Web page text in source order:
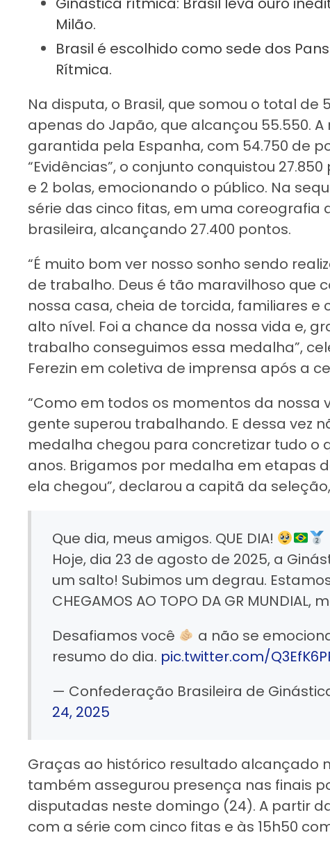
Milão.
Brasil é escolhido como sede dos
Rítmica.
Na disputa, o Brasil, que somou o total de
apenas do Japão, que alcançou 55.550.
garantida pela Espanha, com 54.750 de
“Evidências”, o conjunto conquistou
e 2 bolas, emocionando o público. Na
série das cinco fitas, em uma coreografia
brasileira, alcançando 27.400 pontos.
“É muito bom ver nosso sonho sendo
de trabalho. Deus é tão maravilhoso que
nossa casa, cheia de torcida, familiares e
alto nível. Foi a chance da nossa vida e,
trabalho conseguimos essa medalha”,
Ferezin em coletiva de imprensa após a
“Como em todos os momentos da nossa
gente superou trabalhando. E dessa vez
medalha chegou para concretizar tudo o
anos. Brigamos por medalha em etapas
ela chegou”, declarou a capitã da
Que dia, meus amigos. QUE DIA!
Hoje, dia 23 de agosto de 2025, a
um salto! Subimos um degrau.
CHEGAMOS AO TOPO DA GR MUNDIAL,
Desafiamos você
a não se
resumo do dia. pic.twitter.com/
— Confederação Brasileira de
24, 2025
Graças ao histórico resultado alcançado
também assegurou presença nas finais
disputadas neste domingo (24). A partir
com a série com cinco fitas e às 15h50